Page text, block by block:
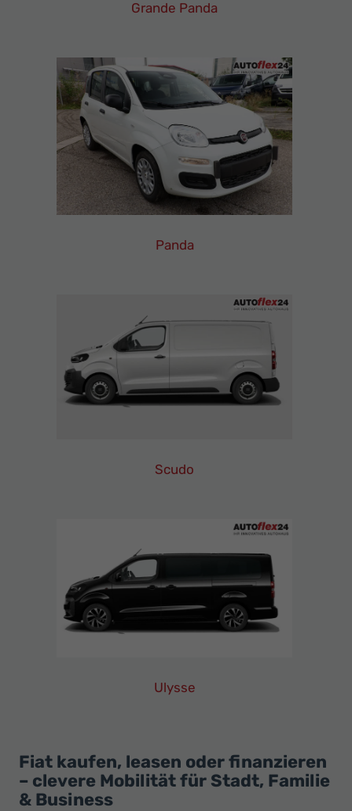
Grande Panda
Leasing
Finanzierung
Neuwagen
Panda
Finanzierung
Scudo
Finanzierung
Neuwagen
Ulysse
Finanzierung
Neuwagen
Fiat kaufen, leasen oder finanzieren
– clevere Mobilität für Stadt, Familie
& Business